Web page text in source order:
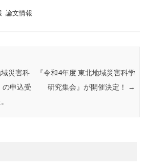
論文情報
域災害科
の申込受
『令和4年度 東北地域災害科学
研究集会』が開催決定！
→